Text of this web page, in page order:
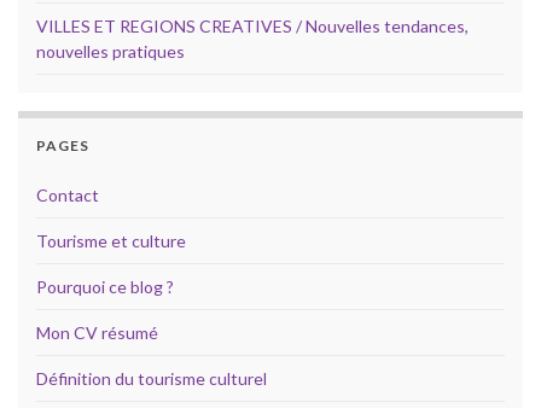
VILLES ET REGIONS CREATIVES / Nouvelles tendances,
nouvelles pratiques
PAGES
Contact
Tourisme et culture
Pourquoi ce blog ?
Mon CV résumé
Définition du tourisme culturel